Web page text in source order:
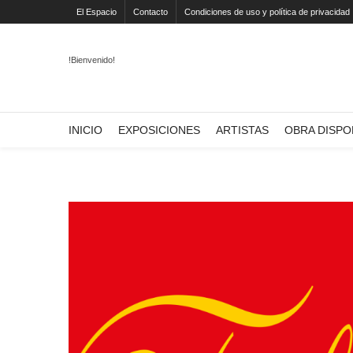
El Espacio Contacto Condiciones de uso y política de privacidad
!Bienvenido!
INICIO EXPOSICIONES ARTISTAS OBRA